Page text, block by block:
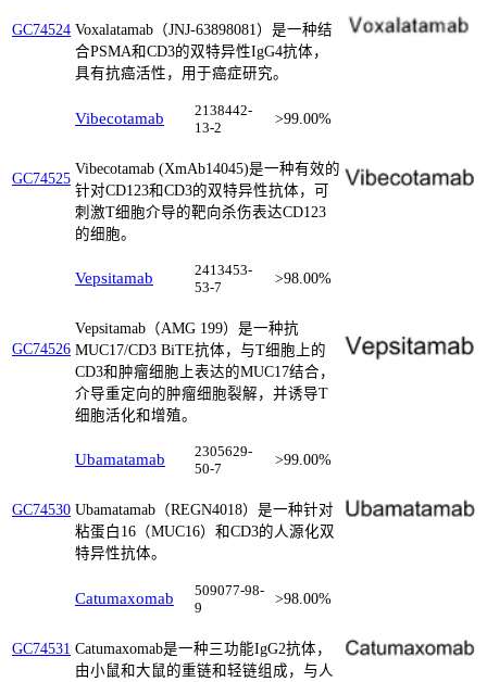
GC74524 Voxalatamab（JNJ-63898081）是一种结
合PSMA和CD3的双特异性IgG4抗体，
具有抗癌活性，用于癌症研究。
GC74525
Vibecotamab
2138442-
13-2
>99.00%
Vibecotamab (XmAb14045)是一种有效的
针对CD123和CD3的双特异性抗体，可
刺激T细胞介导的靶向杀伤表达CD123
的细胞。
GC74526
Vepsitamab
2413453-
53-7
>98.00%
Vepsitamab（AMG 199）是一种抗
MUC17/CD3 BiTE抗体，与T细胞上的
CD3和肿瘤细胞上表达的MUC17结合，
介导重定向的肿瘤细胞裂解，并诱导T
细胞活化和增殖。
GC74530
Ubamatamab
2305629-
50-7
>99.00%
Ubamatamab（REGN4018）是一种针对
粘蛋白16（MUC16）和CD3的人源化双
特异性抗体。
GC74531
Catumaxomab
509077-98-
9
>98.00%
Catumaxomab是一种三功能IgG2抗体，
由小鼠和大鼠的重链和轻链组成，与人